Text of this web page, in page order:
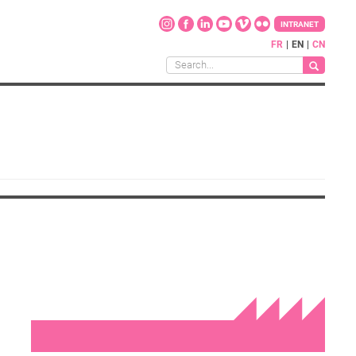
FR EN CN
INTRANET